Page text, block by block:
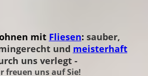
mit Fliesen: sauber,
und meisterhaft
uns verlegt -
freuen uns auf Sie!